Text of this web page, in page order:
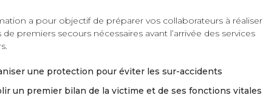
a pour objectif de préparer vos collaborateurs à réaliser
de premiers secours nécessaires avant l’arrivée des services
une protection pour éviter les sur-accidents
un premier bilan de la victime et de ses fonctions vitales